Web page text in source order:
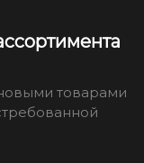
товарами